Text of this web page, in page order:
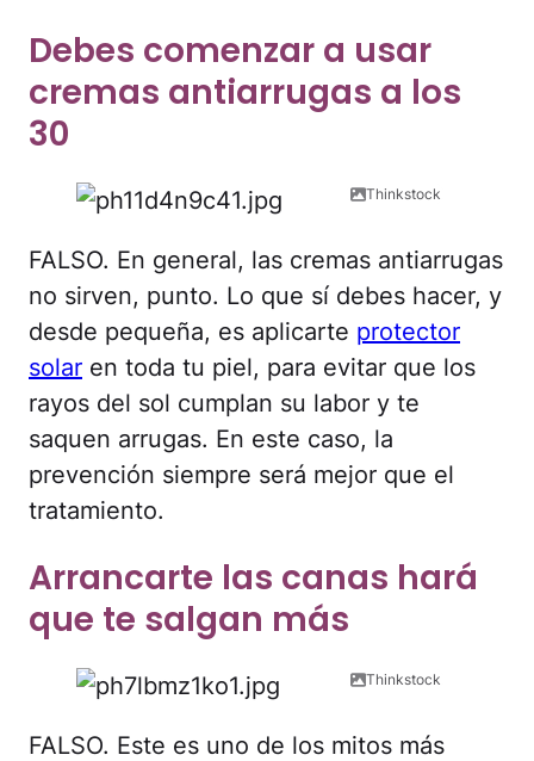
Debes comenzar a usar
cremas antiarrugas a los
30
Thinkstock
FALSO. En general, las cremas antiarrugas
no sirven, punto. Lo que sí debes hacer, y
desde pequeña, es aplicarte protector
solar en toda tu piel, para evitar que los
rayos del sol cumplan su labor y te
saquen arrugas. En este caso, la
prevención siempre será mejor que el
tratamiento.
Arrancarte las canas hará
que te salgan más
Thinkstock
FALSO. Este es uno de los mitos más